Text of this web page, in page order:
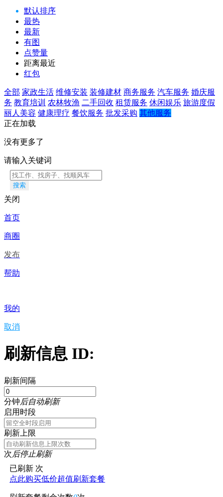
默认排序
最热
最新
有图
点赞量
距离最近
红包
全部 家政生活 维修安装 装修建材 商务服务 汽车服务 婚庆服
务 教育培训 农林牧渔 二手回收 租赁服务 休闲娱乐 旅游度假
丽人美容 健康理疗 餐饮服务 批发采购 其他服务
正在加载
没有更多了
请输入关键词
搜索
关闭
首页
商圈
发布
帮助
我的
取消
刷新信息 ID:
刷新间隔
分钟后自动刷新
启用时段
刷新上限
次后停止刷新
已刷新 次
点此购买低价超值刷新套餐